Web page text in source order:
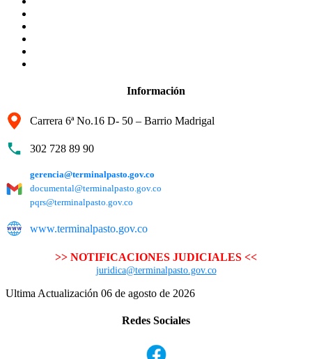
Información
Carrera 6ª No.16 D- 50 – Barrio Madrigal
302 728 89 90
gerencia@terminalpasto.gov.co
documental@terminalpasto.gov.co
pqrs@terminalpasto.gov.co
www.terminalpasto.gov.co
>> NOTIFICACIONES JUDICIALES <<
juridica@terminalpasto.gov.co
Ultima Actualización 06 de agosto de 2026
Redes Sociales